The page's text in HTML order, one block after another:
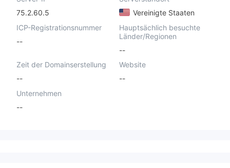
75.2.60.5
Vereinigte Staaten
ICP-Registrationsnummer
--
Hauptsächlich besuchte
Länder/Regionen
--
Zeit der Domainserstellung
--
Website
--
Unternehmen
--